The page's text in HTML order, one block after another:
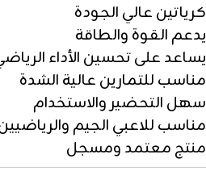
كرياتين عالي الجودة
يدعم القوة والطاقة
يساعد على تحسين الأداء
مناسب للتمارين عالية الشدة
سهل التحضير والاستخدام
مناسب للاعبي الجيم
منتج معتمد ومسجل